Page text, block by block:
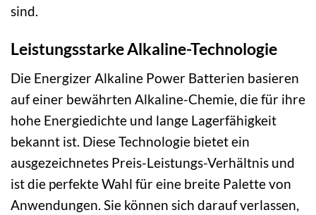
sind.
Leistungsstarke Alkaline-Technologie
Die Energizer Alkaline Power Batterien basieren
auf einer bewährten Alkaline-Chemie, die für ihre
hohe Energiedichte und lange Lagerfähigkeit
bekannt ist. Diese Technologie bietet ein
ausgezeichnetes Preis-Leistungs-Verhältnis und
ist die perfekte Wahl für eine breite Palette von
Anwendungen. Sie können sich darauf verlassen,